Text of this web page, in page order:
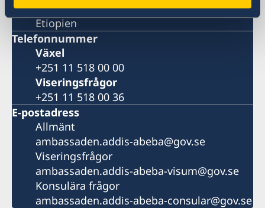
Addis Abeba
Etiopien
Telefonnummer
Växel
+251 11 518 00 00
Viseringsfrågor
+251 11 518 00 36
E-postadress
Allmänt
ambassaden.addis-abeba@gov.se
Viseringsfrågor
ambassaden.addis-abeba-visum@gov.se
Konsulära frågor
ambassaden.addis-abeba-consular@gov.se